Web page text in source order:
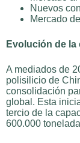
Nuevos
Mercado
Evolución de
A mediados de
polisilicio de
consolidación
global. Esta
tercio de la
600.000